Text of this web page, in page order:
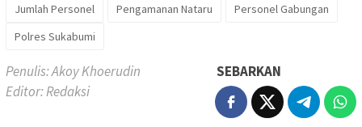
Jumlah Personel Pengamanan Nataru
Personel Gabungan
Polres Sukabumi
Penulis: Akoy Khoerudin
Editor: Redaksi
SEBARKAN